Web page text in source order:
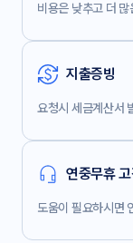
비용은 낮추고 더
지출증빙
요청시 세금계산서
연중무휴
도움이 필요하시면